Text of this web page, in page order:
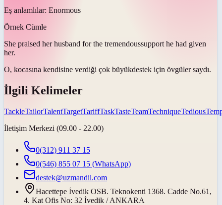
Eş anlamlılar: Enormous
Örnek Cümle
She praised her husband for the tremendoussupport he had given
her.
O, kocasına kendisine verdiği çok büyükdestek için övgüler saydı.
İlgili Kelimeler
TackleTailorTalentTargetTariffTaskTasteTeamTechniqueTedious
İletişim Merkezi (09.00 - 22.00)
0(312) 911 37 15
0(546) 855 07 15 (WhatsApp)
destek@uzmandil.com
Hacettepe İvedik OSB. Teknokenti 1368. Cadde No.61,
4. Kat Ofis No: 32 İvedik / ANKARA